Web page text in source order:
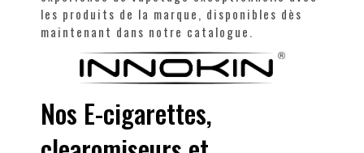
les produits de la marque, disponibles dès
maintenant dans notre catalogue.
Nos E-cigarettes,